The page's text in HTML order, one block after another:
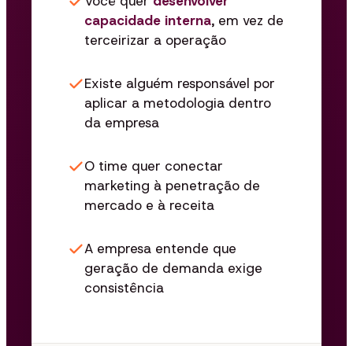
capacidade interna, em vez de
terceirizar a operação
Existe alguém responsável por
aplicar a metodologia dentro
da empresa
O time quer conectar
marketing à penetração de
mercado e à receita
A empresa entende que
geração de demanda exige
consistência